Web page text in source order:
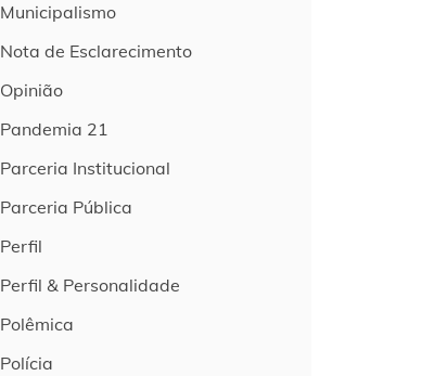
Municipalismo
Nota de Esclarecimento
Opinião
Pandemia 21
Parceria Institucional
Parceria Pública
Perfil
Perfil & Personalidade
Polêmica
Polícia